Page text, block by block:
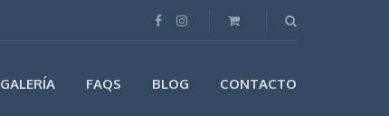
GALERÍA FAQS BLOG CONTACTO